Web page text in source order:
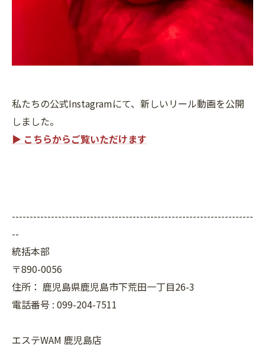
私たちの公式Instagramにて、新しいリール動画を公開
しました。
▶ こちらからご覧いただけます
--------------------------------------------------------------------
--
統括本部
〒890-0056
住所： 鹿児島県鹿児島市下荒田一丁目26-3
電話番号 : 099-204-7511
エステWAM 鹿児島店